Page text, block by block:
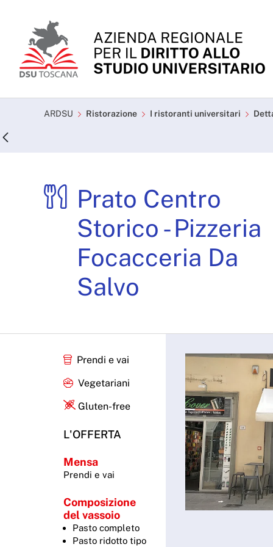
Prato Centro Storico -
ARDSU Ristorazione I ristoranti universitari
Prato Centro
Storico - Pizzeria
Focacceria Da
Salvo
Prendi e vai
Vegetariani
Gluten-free
L'OFFERTA
Mensa
Prendi e vai
Composizione
del vassoio
Pasto completo
Pasto ridotto tipo